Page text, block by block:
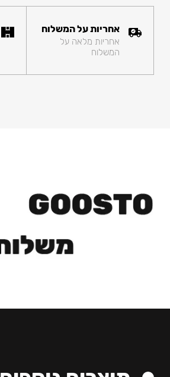
אחריות על המשלוח
אחריות מלאה על
המשלוח